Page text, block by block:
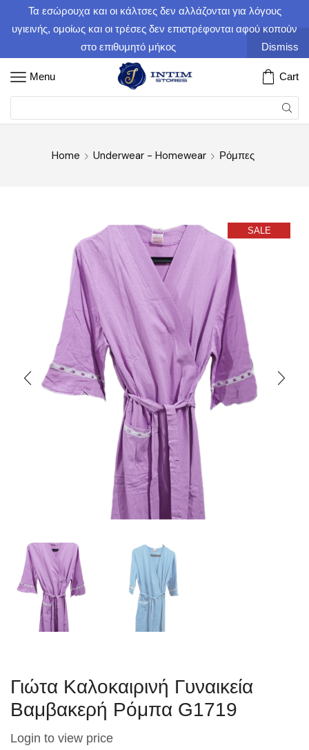
Τα εσώρουχα και οι κάλτσες δεν αλλάζονται για λόγους
υγιεινής, ομοίως και οι τρέσες δεν επιστρέφονται αφού κοπούν
στο επιθυμητό μήκος
Dismiss
Menu Cart
Home Underwear - Homewear Ρόμπες
SALE
Γιώτα Καλοκαιρινή Γυναικεία
Βαμβακερή Ρόμπα G1719
Login to view price